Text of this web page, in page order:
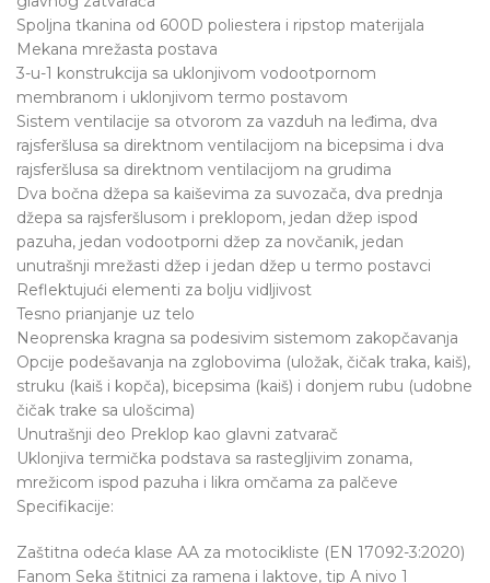
Spoljna tkanina od 600D poliestera i ripstop materijala
Mekana mrežasta postava
3-u-1 konstrukcija sa uklonjivom vodootpornom
membranom i uklonjivom termo postavom
Sistem ventilacije sa otvorom za vazduh na leđima, dva
rajsferšlusa sa direktnom ventilacijom na bicepsima i dva
rajsferšlusa sa direktnom ventilacijom na grudima
Dva bočna džepa sa kaiševima za suvozača, dva prednja
džepa sa rajsferšlusom i preklopom, jedan džep ispod
pazuha, jedan vodootporni džep za novčanik, jedan
unutrašnji mrežasti džep i jedan džep u termo postavci
Reflektujući elementi za bolju vidljivost
Tesno prianjanje uz telo
Neoprenska kragna sa podesivim sistemom zakopčavanja
Opcije podešavanja na zglobovima (uložak, čičak traka, kaiš),
struku (kaiš i kopča), bicepsima (kaiš) i donjem rubu (udobne
čičak trake sa ulošcima)
Unutrašnji deo Preklop kao glavni zatvarač
Uklonjiva termička podstava sa rastegljivim zonama,
mrežicom ispod pazuha i likra omčama za palčeve
Specifikacije:
Zaštitna odeća klase AA za motocikliste (EN 17092-3:2020)
Fanom Seka štitnici za ramena i laktove, tip A nivo 1